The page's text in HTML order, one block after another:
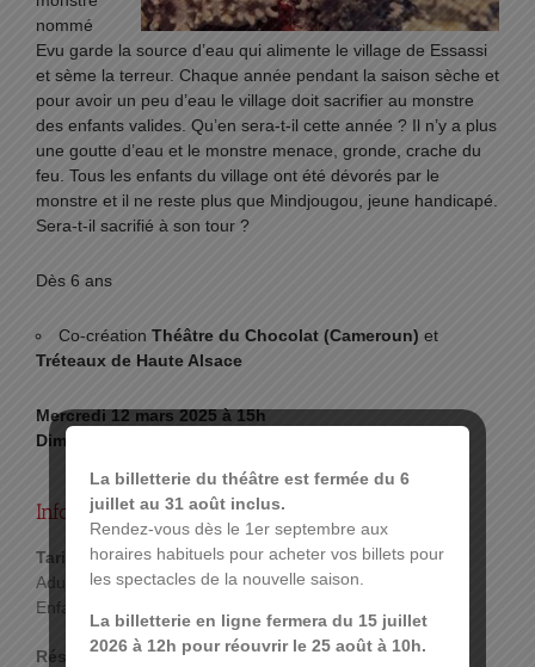
nommé
Evu garde la source d’eau qui alimente le village de Essassi
et sème la terreur. Chaque année pendant la saison sèche et
pour avoir un peu d’eau le village doit sacrifier au monstre
des enfants valides. Qu’en sera-t-il cette année ? Il n’y a plus
une goutte d’eau et le monstre menace, gronde, crache du
feu. Tous les enfants du village ont été dévorés par le
monstre et il ne reste plus que Mindjougou, jeune handicapé.
Sera-t-il sacrifié à son tour ?
Dès 6 ans
Co-création Théâtre du Chocolat (Cameroun) et
Tréteaux de Haute Alsace
Mercredi 12 mars 2025 à 15h
Dimanche 16 mars 2025 à 16h
Infos pratiques :
Tarif :
Adultes : 12€
Enfants : 9€
Réservations :
La billetterie du théâtre est fermée du 6
juillet au 31 août inclus.
Rendez-vous dès le 1er septembre aux
horaires habituels pour acheter vos billets pour
les spectacles de la nouvelle saison.
La billetterie en ligne fermera du 15 juillet
2026 à 12h pour réouvrir le 25 août à 10h.